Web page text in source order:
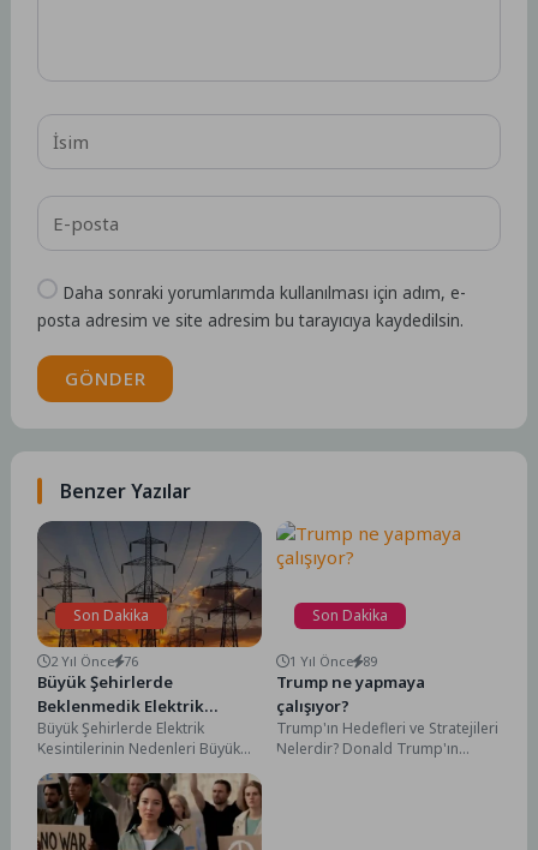
Daha sonraki yorumlarımda kullanılması için adım, e-
posta adresim ve site adresim bu tarayıcıya kaydedilsin.
GÖNDER
Benzer Yazılar
Son Dakika
2 Yıl Önce 76
Büyük Şehirlerde
Beklenmedik Elektrik
Kesintileri
Büyük Şehirlerde Elektrik
Kesintilerinin Nedenleri Büyük
Şehirlerde elektrik kesintileri,
çeşitli faktörlerden
kaynaklanmaktadır. Bu
kesintilerin ana...
Son Dakika
1 Yıl Önce 89
Trump ne yapmaya
çalışıyor?
Trump'ın Hedefleri ve Stratejileri
Nelerdir? Donald Trump'ın